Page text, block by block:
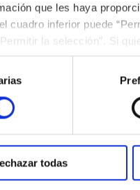
que les haya
cuadro inferior puede
la selección". Si
o configurar las
todas
"Sarabanda"de la
Sinfonía